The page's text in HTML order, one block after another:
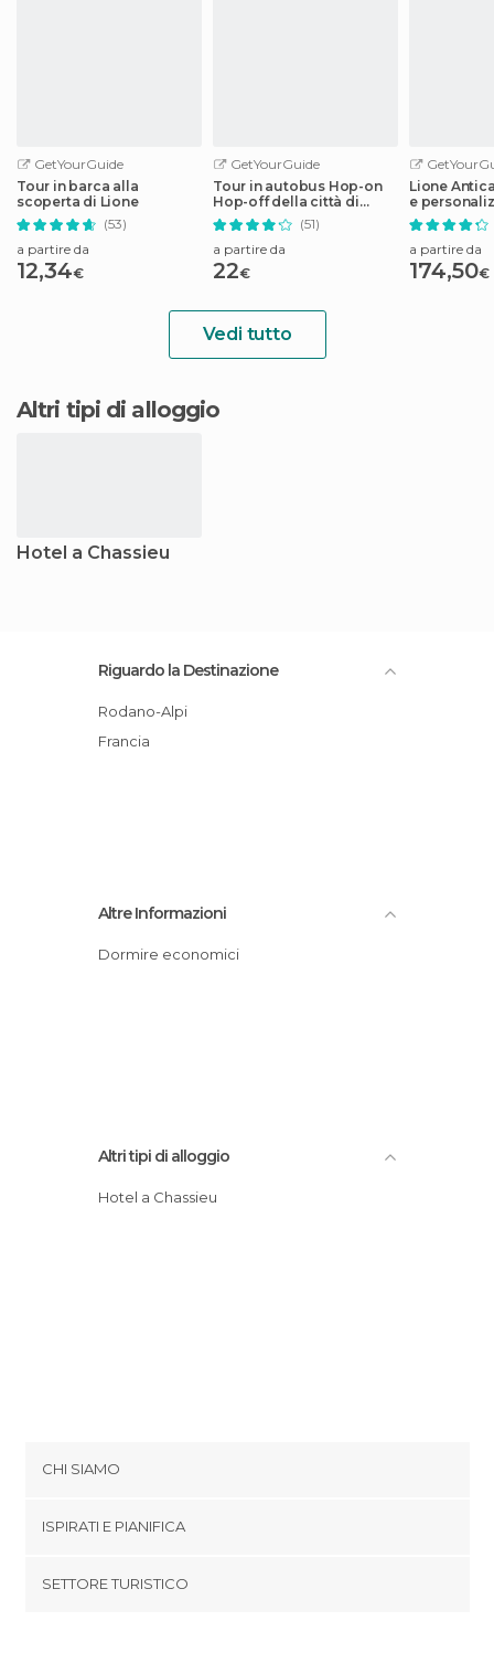
GetYourGuide
Tour in barca alla
scoperta di Lione
(53)
a partire da
12,34€
GetYourGuide
Tour in autobus Hop-on
Hop-off della città di
Lione
(51)
a partire da
22€
Lione
e
a partire da
174,50€
Vedi tutto
Altri tipi di alloggio
Hotel a Chassieu
Riguardo la Destinazione
Rodano-Alpi
Francia
Altre Informazioni
Dormire economici
Altri tipi di alloggio
Hotel a Chassieu
CHI SIAMO
Termini e Condizioni
ISPIRATI E PIANIFICA
SETTORE TURISTICO